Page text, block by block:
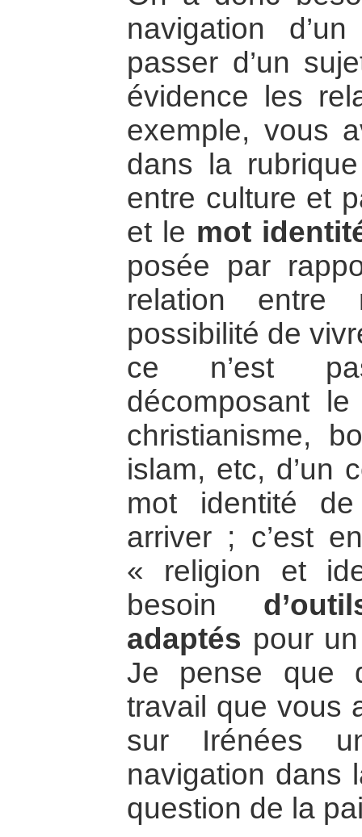
navigation
passer d’un
évidence les
exemple, vous
dans la
entre culture et
et le mot
posée par
relation entre
possibilité de
ce n’est
décomposant
christianisme,
islam, etc, d’un
mot identité
arriver ; c’est
« religion et
besoin
adaptés pour
Je pense que
travail que vous
sur Irénées
navigation dans
question de la